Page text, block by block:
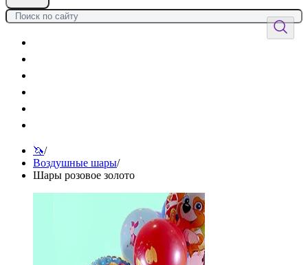
🦄/
Воздушные шары/
Шары розовое золото